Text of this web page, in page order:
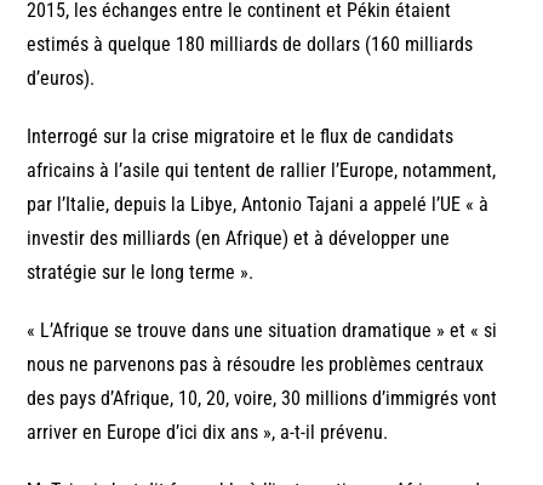
2015, les échanges entre le continent et Pékin étaient
estimés à quelque 180 milliards de dollars (160 milliards
d’euros).
Interrogé sur la crise migratoire et le flux de candidats
africains à l’asile qui tentent de rallier l’Europe, notamment,
par l’Italie, depuis la Libye, Antonio Tajani a appelé l’UE « à
investir des milliards (en Afrique) et à développer une
stratégie sur le long terme ».
« L’Afrique se trouve dans une situation dramatique » et « si
nous ne parvenons pas à résoudre les problèmes centraux
des pays d’Afrique, 10, 20, voire, 30 millions d’immigrés vont
arriver en Europe d’ici dix ans », a-t-il prévenu.